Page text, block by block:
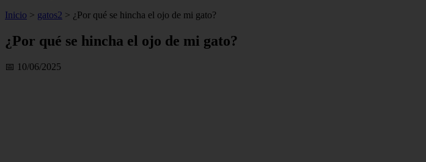
Inicio > gatos2 > ¿Por qué se hincha el ojo de mi gato?
¿Por qué se hincha el ojo de mi gato?
📅 10/06/2025